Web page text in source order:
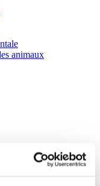
animaux